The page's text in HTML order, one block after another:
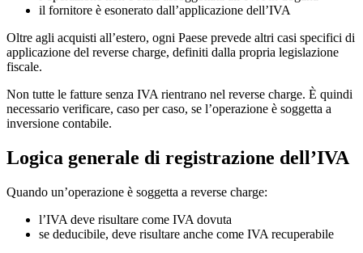
il fornitore è esonerato dall’applicazione dell’IVA
Oltre agli acquisti all’estero, ogni Paese prevede altri casi specifici di
applicazione del reverse charge, definiti dalla propria legislazione
fiscale.
Non tutte le fatture senza IVA rientrano nel reverse charge. È quindi
necessario verificare, caso per caso, se l’operazione è soggetta a
inversione contabile.
Logica generale di registrazione dell’IVA
Quando un’operazione è soggetta a reverse charge:
l’IVA deve risultare come IVA dovuta
se deducibile, deve risultare anche come IVA recuperabile